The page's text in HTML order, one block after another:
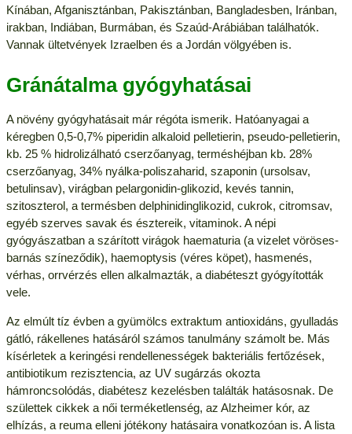
Kínában, Afganisztánban, Pakisztánban, Bangladesben, Iránban,
irakban, Indiában, Burmában, és Szaúd-Arábiában találhatók.
Vannak ültetvények Izraelben és a Jordán völgyében is.
Gránátalma gyógyhatásai
A növény gyógyhatásait már régóta ismerik. Hatóanyagai a
kéregben 0,5-0,7% piperidin alkaloid pelletierin, pseudo-pelletierin,
kb. 25 % hidrolizálható cserzőanyag, terméshéjban kb. 28%
cserzőanyag, 34% nyálka-poliszaharid, szaponin (ursolsav,
betulinsav), virágban pelargonidin-glikozid, kevés tannin,
szitoszterol, a termésben delphinidinglikozid, cukrok, citromsav,
egyéb szerves savak és észtereik, vitaminok. A népi
gyógyászatban a szárított virágok haematuria (a vizelet vöröses-
barnás színeződik), haemoptysis (véres köpet), hasmenés,
vérhas, orrvérzés ellen alkalmazták, a diabéteszt gyógyították
vele.
Az elmúlt tíz évben a gyümölcs extraktum antioxidáns, gyulladás
gátló, rákellenes hatásáról számos tanulmány számolt be. Más
kísérletek a keringési rendellenességek bakteriális fertőzések,
antibiotikum rezisztencia, az UV sugárzás okozta
hámroncsolódás, diabétesz kezelésben találták hatásosnak. De
születtek cikkek a női terméketlenség, az Alzheimer kór, az
elhízás, a reuma elleni jótékony hatásaira vonatkozóan is. A lista